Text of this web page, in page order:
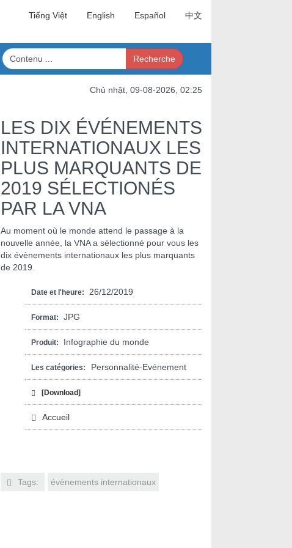
Tiếng Việt English Español 中文
Recherche
Chủ nhật, 09-08-2026, 02:25
LES DIX ÉVÉNEMENTS
INTERNATIONAUX LES
PLUS MARQUANTS DE
2019 SÉLECTIONÉS
PAR LA VNA
Au moment où le monde attend le passage à la
nouvelle année, la VNA a sélectionné pour vous les
dix évènements internationaux les plus marquants
de 2019.
Date et l'heure: 26/12/2019
Format: JPG
Produit: Infographie du monde
Les catégories: Personnalité-Evénement
[Download]
Accueil
Tags: évènements internationaux